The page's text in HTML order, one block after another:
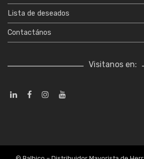
Lista de deseados
Contactános
Visitanos en: